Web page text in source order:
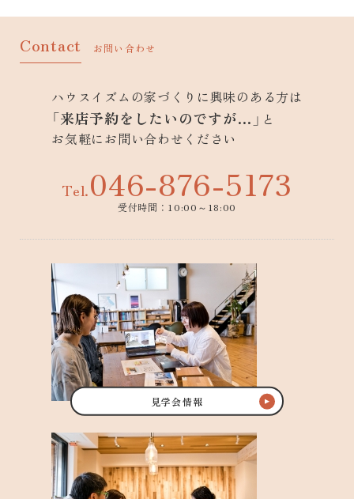
Contact お問い合わせ
ハウスイズムの家づくりに興味のある方は
「来店予約をしたいのですが…」 と
お気軽にお問い合わせください
Tel.046-876-5173
受付時間：10:00～18:00
見学会情報